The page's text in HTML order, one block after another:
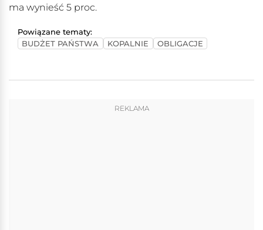
ma wynieść 5 proc.
Powiązane tematy:
BUDŻET PAŃSTWA
KOPALNIE OBLIGACJE
REKLAMA